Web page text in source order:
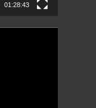
01:28:43